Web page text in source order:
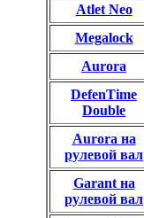
Atlet Neo
Megalock
Aurora
DefenTime
Double
Aurora на
рулевой вал
Garant на
рулевой вал